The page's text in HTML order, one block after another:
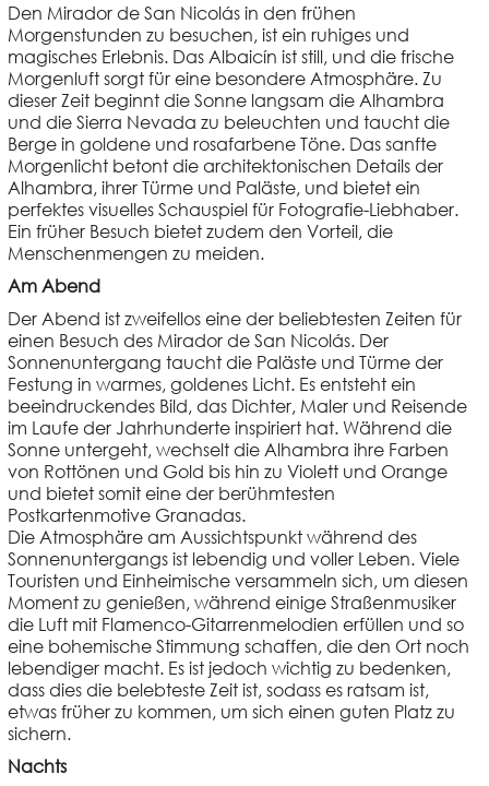
Den Mirador de San Nicolás in den frühen
Morgenstunden zu besuchen, ist ein ruhiges und
magisches Erlebnis. Das Albaicín ist still, und die frische
Morgenluft sorgt für eine besondere Atmosphäre. Zu
dieser Zeit beginnt die Sonne langsam die Alhambra
und die Sierra Nevada zu beleuchten und taucht die
Berge in goldene und rosafarbene Töne. Das sanfte
Morgenlicht betont die architektonischen Details der
Alhambra, ihrer Türme und Paläste, und bietet ein
perfektes visuelles Schauspiel für Fotografie-Liebhaber.
Ein früher Besuch bietet zudem den Vorteil, die
Menschenmengen zu meiden.
Am Abend
Der Abend ist zweifellos eine der beliebtesten Zeiten für
einen Besuch des Mirador de San Nicolás. Der
Sonnenuntergang taucht die Paläste und Türme der
Festung in warmes, goldenes Licht. Es entsteht ein
beeindruckendes Bild, das Dichter, Maler und Reisende
im Laufe der Jahrhunderte inspiriert hat. Während die
Sonne untergeht, wechselt die Alhambra ihre Farben
von Rottönen und Gold bis hin zu Violett und Orange
und bietet somit eine der berühmtesten
Postkartenmotive Granadas.
Die Atmosphäre am Aussichtspunkt während des
Sonnenuntergangs ist lebendig und voller Leben. Viele
Touristen und Einheimische versammeln sich, um diesen
Moment zu genießen, während einige Straßenmusiker
die Luft mit Flamenco-Gitarrenmelodien erfüllen und so
eine bohemische Stimmung schaffen, die den Ort noch
lebendiger macht. Es ist jedoch wichtig zu bedenken,
dass dies die belebteste Zeit ist, sodass es ratsam ist,
etwas früher zu kommen, um sich einen guten Platz zu
sichern.
Nachts